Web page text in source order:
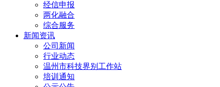
经信申报
两化融合
综合服务
新闻资讯
公司新闻
行业动态
温州市科技界别工作站
培训通知